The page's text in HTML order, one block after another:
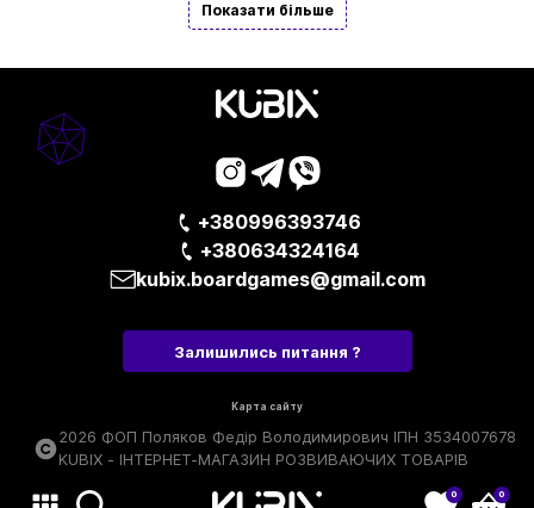
Показати більше
+380996393746
+380634324164
kubix.boardgames@gmail.com
Залишились питання ?
Карта сайту
2026 ФОП Поляков Федір Володимирович ІПН 3534007678
KUBIX - ІНТЕРНЕТ-МАГАЗИН РОЗВИВАЮЧИХ ТОВАРІВ
0 0